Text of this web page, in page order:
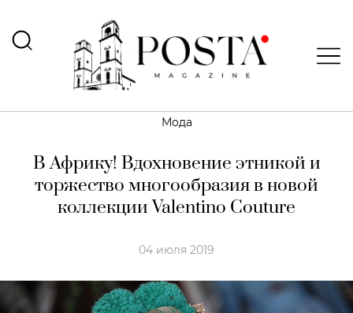
Мода
В Африку! Вдохновение этникой и
торжество многообразия в новой
коллекции Valentino Couture
04 июля 2019